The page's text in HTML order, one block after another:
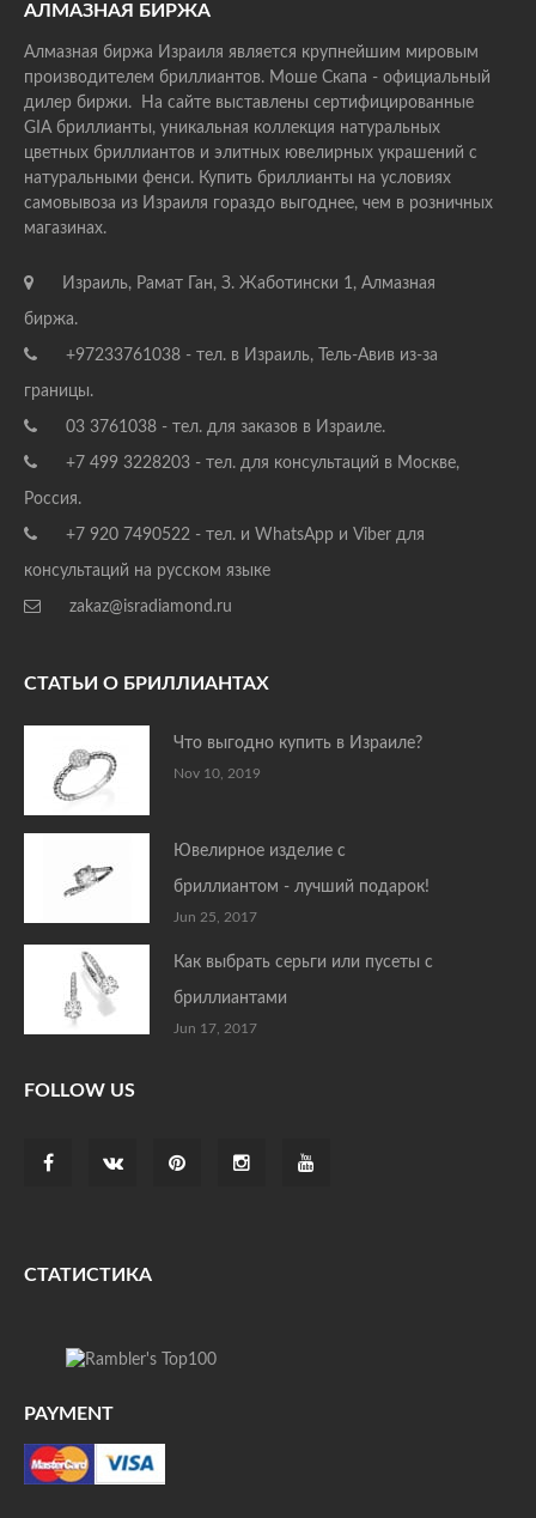
АЛМАЗНАЯ БИРЖА
Алмазная биржа Израиля является крупнейшим мировым
производителем бриллиантов. Моше Скапа - официальный
дилер биржи. На сайте выставлены сертифицированные
GIA бриллианты, уникальная коллекция натуральных
цветных бриллиантов и элитных ювелирных украшений с
натуральными фенси. Купить бриллианты на условиях
самовывоза из Израиля гораздо выгоднее, чем в розничных
магазинах.
Израиль, Рамат Ган, З. Жаботински 1, Алмазная
биржа.
+97233761038 - тел. в Израиль, Тель-Авив из-за
границы.
03 3761038 - тел. для заказов в Израиле.
+7 499 3228203 - тел. для консультаций в Москве,
Россия.
+7 920 7490522 - тел. и WhatsApp и Viber для
консультаций на русском языке
zakaz@isradiamond.ru
СТАТЬИ О БРИЛЛИАНТАХ
Что выгодно купить в Израиле?
Nov 10, 2019
Ювелирное изделие с
бриллиантом - лучший подарок!
Jun 25, 2017
Как выбрать серьги или пусеты с
бриллиантами
Jun 17, 2017
FOLLOW US
СТАТИСТИКА
PAYMENT